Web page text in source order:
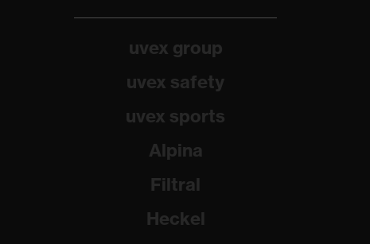
uvex group
uvex safety
uvex sports
Alpina
Filtral
Heckel